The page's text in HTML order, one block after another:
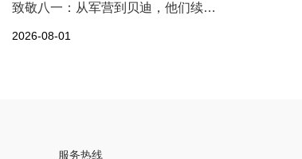
致敬八一：从军营到贝迪，他们续写荣光
2026-08-01
服务热线